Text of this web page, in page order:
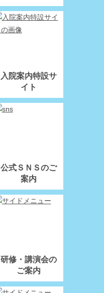
入院案内特設サ
イト
公式ＳＮＳのご
案内
研修・講演会の
ご案内